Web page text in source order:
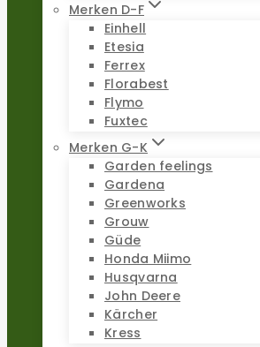
Merken D-F
Einhell
Etesia
Ferrex
Florabest
Flymo
Fuxtec
Merken G-K
Garden feelings
Gardena
Greenworks
Grouw
Güde
Honda Miimo
Husqvarna
John Deere
Kärcher
Kress